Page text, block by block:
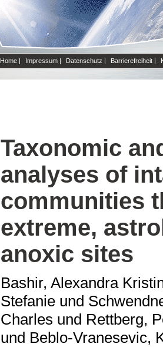
Home | Impressum | Datenschutz | Barrierefreiheit |
Taxonomic
analyses of
communities
extreme,
anoxic sites
Bashir, Alexandra
Stefanie und
Charles und Rettberg,
und Beblo-Vranesevic,